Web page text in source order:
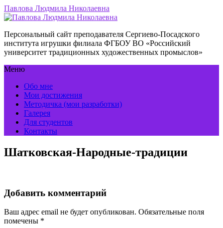
Павлова Людмила Николаевна
Персональный сайт преподавателя Сергиево-Посадского
института игрушки филиала ФГБОУ ВО «Российский
университет традиционных художественных промыслов»
Меню
Обо мне
Мои достижения
Методичка (мои разработки)
Галерея
Для студентов
Контакты
Шатковская-Народные-традиции
Добавить комментарий
Ваш адрес email не будет опубликован. Обязательные поля
помечены *